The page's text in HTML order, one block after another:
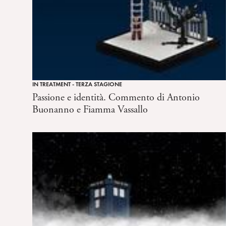
IN TREATMENT - TERZA STAGIONE
Passione e identità. Commento di Antonio
Buonanno e Fiamma Vassallo